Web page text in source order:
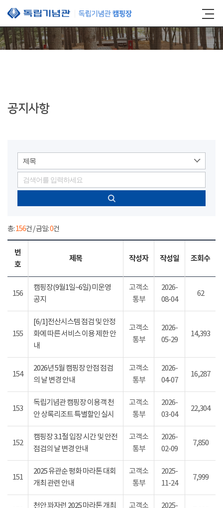
본문 바로가기
공지사항
제목
총:156건 / 금일:0건
번
호
제목 작성자 작성일 조회수
156
캠핑장(9월1일~6일) 미운영
공지
고객소
통부
2026-
08-04
62
155
[6/1]전산시스템 점검 및 안정
화에 따른 서비스 이용 제한 안
내
고객소
통부
2026-
05-29
14,393
154
2026년 5월 캠핑장 안점 점검
의 날 변경 안내
고객소
통부
2026-
04-07
16,287
153
독립기념관 캠핑장 이용객 천
안 상록리조트 특별할인 실시
고객소
통부
2026-
03-04
22,304
152
캠핑장 3.1절 입장 시간 및 안전
점검의 날 변경 안내
고객소
통부
2026-
02-09
7,850
151
2025 유관순 평화 마라톤 대회
개최 관련 안내
고객소
통부
2025-
11-24
7,999
천안 꽈자런 2025 마라톤 개최
고객소
2025-